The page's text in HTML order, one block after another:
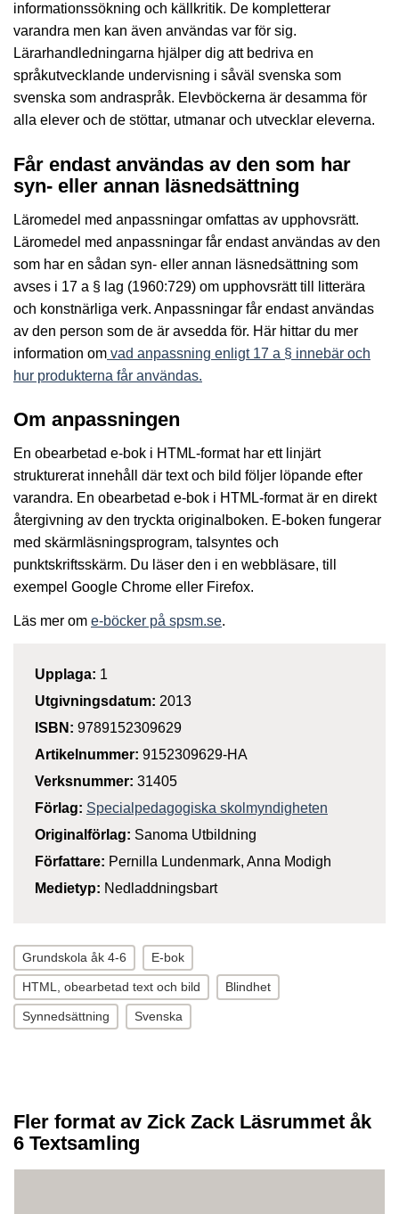
informationssökning och källkritik. De kompletterar
varandra men kan även användas var för sig.
Lärarhandledningarna hjälper dig att bedriva en
språkutvecklande undervisning i såväl svenska som
svenska som andraspråk. Elevböckerna är desamma för
alla elever och de stöttar, utmanar och utvecklar eleverna.
Får endast användas av den som har
syn- eller annan läsnedsättning
Läromedel med anpassningar omfattas av upphovsrätt.
Läromedel med anpassningar får endast användas av den
som har en sådan syn- eller annan läsnedsättning som
avses i 17 a § lag (1960:729) om upphovsrätt till litterära
och konstnärliga verk. Anpassningar får endast användas
av den person som de är avsedda för. Här hittar du mer
information om vad anpassning enligt 17 a § innebär och
hur produkterna får användas.
Om anpassningen
En obearbetad e-bok i HTML-format har ett linjärt
strukturerat innehåll där text och bild följer löpande efter
varandra. En obearbetad e-bok i HTML-format är en direkt
återgivning av den tryckta originalboken. E-boken fungerar
med skärmläsningsprogram, talsyntes och
punktskriftsskärm. Du läser den i en webbläsare, till
exempel Google Chrome eller Firefox.
Läs mer om e-böcker på spsm.se.
Upplaga: 1
Utgivningsdatum: 2013
ISBN: 9789152309629
Artikelnummer: 9152309629-HA
Verksnummer: 31405
Förlag: Specialpedagogiska skolmyndigheten
Originalförlag: Sanoma Utbildning
Författare: Pernilla Lundenmark, Anna Modigh
Medietyp: Nedladdningsbart
Grundskola åk 4-6 E-bok
HTML, obearbetad text och bild Blindhet
Synnedsättning Svenska
Fler format av Zick Zack Läsrummet åk
6 Textsamling